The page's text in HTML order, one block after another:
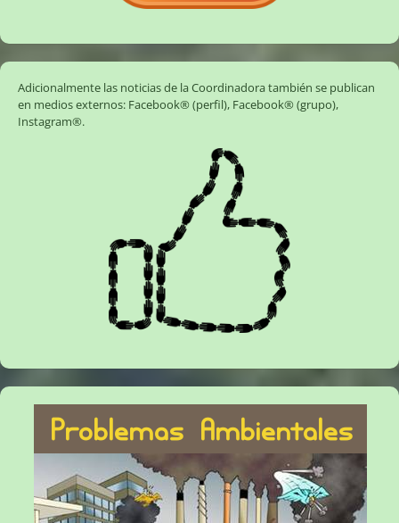
Adicionalmente las noticias de la Coordinadora también se publican
en medios externos: Facebook® (perfil), Facebook® (grupo),
Instagram®.